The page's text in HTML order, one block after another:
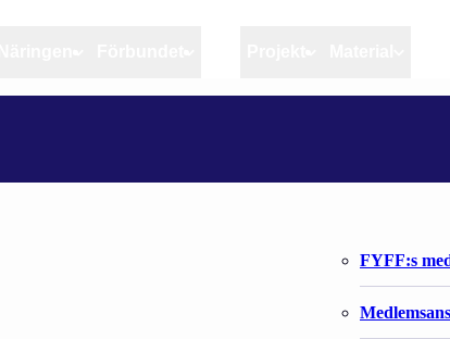
Artiklar Näringen
Riktlinjer för god praxis
Stöd till fiskerinäringen
Anvisningar
Förbundet
FYFF:s
årets